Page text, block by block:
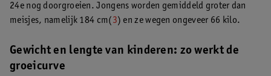
24e nog doorgroeien. Jongens worden gemiddeld groter dan
meisjes, namelijk 184 cm(3) en ze wegen ongeveer 66 kilo.
Gewicht en lengte van kinderen: zo werkt de
groeicurve